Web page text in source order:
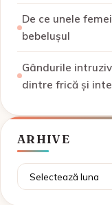
De ce unele
bebelușul
Gândurile
dintre frică și
ARHIVE
Arhive